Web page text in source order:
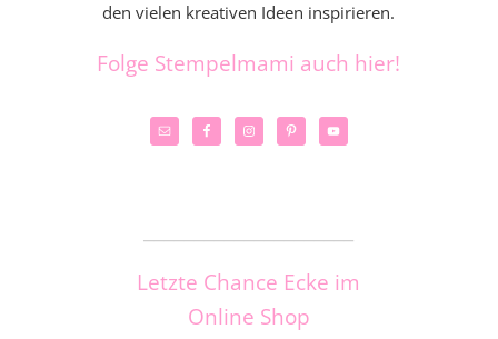
den vielen kreativen Ideen inspirieren.
Folge Stempelmami auch hier!
Letzte Chance Ecke im
Online Shop